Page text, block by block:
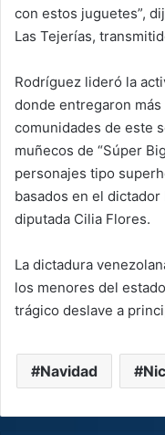
con estos juguetes”,
Las Tejerías,
Rodríguez lideró la
donde entregaron
comunidades de este
muñecos de “Súper
personajes tipo
basados en el
diputada Cilia Flores.
La dictadura
los menores del
trágico deslave a
Navidad